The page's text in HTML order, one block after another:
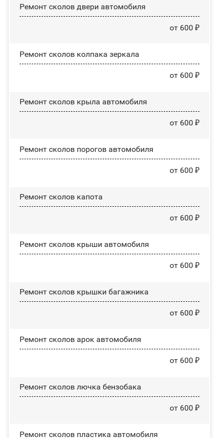
Ремонт сколов двери автомобиля
от 600 ₽
Ремонт сколов колпака зеркала
от 600 ₽
Ремонт сколов крыла автомобиля
от 600 ₽
Ремонт сколов порогов автомобиля
от 600 ₽
Ремонт сколов капота
от 600 ₽
Ремонт сколов крыши автомобиля
от 600 ₽
Ремонт сколов крышки багажника
от 600 ₽
Ремонт сколов арок автомобиля
от 600 ₽
Ремонт сколов лючка бензобака
от 600 ₽
Ремонт сколов пластика автомобиля